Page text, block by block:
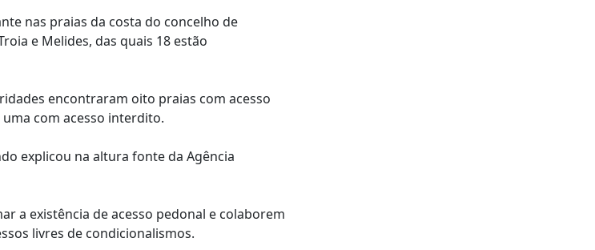
nas praias da costa do concelho de
e Melides, das quais 18 estão
encontraram oito praias com acesso
com acesso interdito.
explicou na altura fonte da Agência
a existência de acesso pedonal e colaborem
livres de condicionalismos.